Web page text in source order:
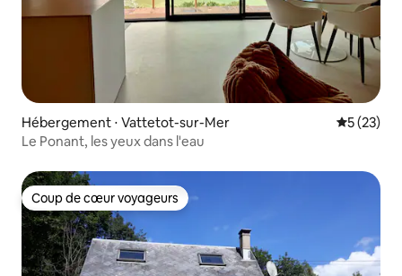
Hébergement ⋅ Vattetot-sur-Mer
5 (23)
Le Ponant, les yeux dans l'eau
Coup de cœur voyageurs
Coup de cœur voyageurs